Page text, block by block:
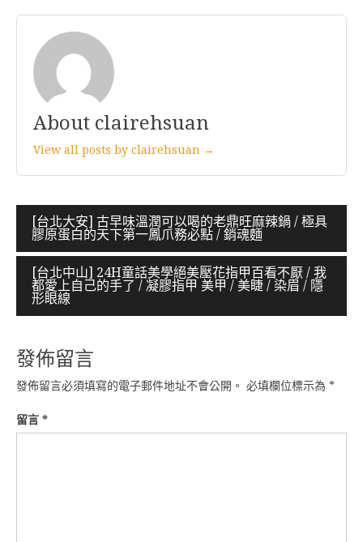
About clairehsuan
View all posts by clairehsuan →
文
章
導
覽
[台北大安] 古早味溫潤可以喝的老鼎旺麻辣鍋 / 極具
膠原蛋白的天下第一鳳爪務必點 / 銷魂麵
[台北中山] 24H童話美學絕美壓花指甲百看不厭 / 我
都愛上自己的手了 / 凝膠指甲 美甲 / 美睫 / 染眉 / 隱
形眼線
發佈留言
發佈留言必須填寫的電子郵件地址不會公開。 必填欄位標示為 *
留言 *